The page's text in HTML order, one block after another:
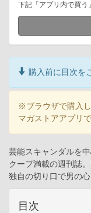
下記「アプリ内で買う
購入前に目次を
※ブラウザで購入
マガストアアプリ
芸能スキャンダルを
クープ満載の週刊誌
独自の切り口で男の
目次